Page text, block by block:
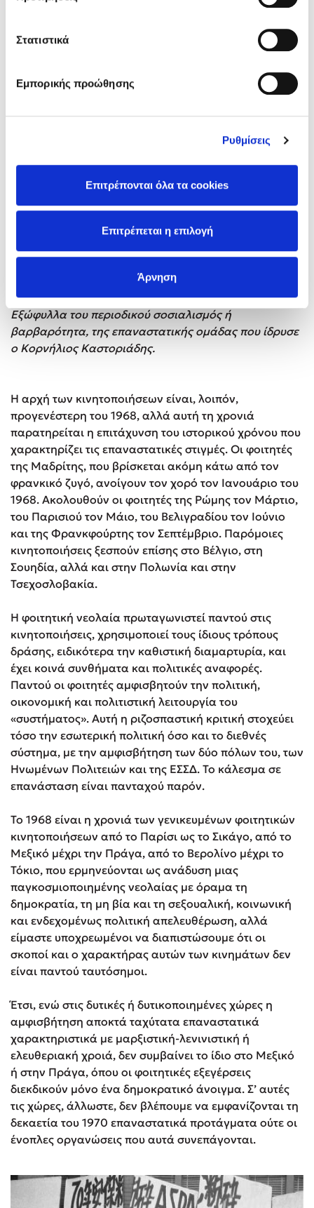
Στατιστικά
Εμπορικής προώθησης
Ρυθμίσεις
Επιτρέπονται όλα τα cookies
Επιτρέπεται η επιλογή
Άρνηση
Εξώφυλλα του περιοδικού σοσιαλισμός ή
βαρβαρότητα, της επαναστατικής ομάδας που ίδρυσε
ο Κορνήλιος Καστοριάδης.
Η αρχή των κινητοποιήσεων είναι, λοιπόν,
προγενέστερη του 1968, αλλά αυτή τη χρονιά
παρατηρείται η επιτάχυνση του ιστορικού χρόνου που
χαρακτηρίζει τις επαναστατικές στιγμές. Οι φοιτητές
της Μαδρίτης, που βρίσκεται ακόμη κάτω από τον
φρανκικό ζυγό, ανοίγουν τον χορό τον Ιανουάριο του
1968. Ακολουθούν οι φοιτητές της Ρώμης τον Μάρτιο,
του Παρισιού τον Μάιο, του Βελιγραδίου τον Ιούνιο
και της Φρανκφούρτης τον Σεπτέμβριο. Παρόμοιες
κινητοποιήσεις ξεσπούν επίσης στο Βέλγιο, στη
Σουηδία, αλλά και στην Πολωνία και στην
Τσεχοσλοβακία.
Η φοιτητική νεολαία πρωταγωνιστεί παντού στις
κινητοποιήσεις, χρησιμοποιεί τους ίδιους τρόπους
δράσης, ειδικότερα την καθιστική διαμαρτυρία, και
έχει κοινά συνθήματα και πολιτικές αναφορές.
Παντού οι φοιτητές αμφισβητούν την πολιτική,
οικονομική και πολιτιστική λειτουργία του
«συστήματος». Αυτή η ριζοσπαστική κριτική στοχεύει
τόσο την εσωτερική πολιτική όσο και το διεθνές
σύστημα, με την αμφισβήτηση των δύο πόλων του, των
Ηνωμένων Πολιτειών και της ΕΣΣΔ. Το κάλεσμα σε
επανάσταση είναι πανταχού παρόν.
Το 1968 είναι η χρονιά των γενικευμένων φοιτητικών
κινητοποιήσεων από το Παρίσι ως το Σικάγο, από το
Μεξικό μέχρι την Πράγα, από το Βερολίνο μέχρι το
Τόκιο, που ερμηνεύονται ως ανάδυση μιας
παγκοσμιοποιημένης νεολαίας με όραμα τη
δημοκρατία, τη μη βία και τη σεξουαλική, κοινωνική
και ενδεχομένως πολιτική απελευθέρωση, αλλά
είμαστε υποχρεωμένοι να διαπιστώσουμε ότι οι
σκοποί και ο χαρακτήρας αυτών των κινημάτων δεν
είναι παντού ταυτόσημοι.
Έτσι, ενώ στις δυτικές ή δυτικοποιημένες χώρες η
αμφισβήτηση αποκτά ταχύτατα επαναστατικά
χαρακτηριστικά με μαρξιστική-λενινιστική ή
ελευθεριακή χροιά, δεν συμβαίνει το ίδιο στο Μεξικό
ή στην Πράγα, όπου οι φοιτητικές εξεγέρσεις
διεκδικούν μόνο ένα δημοκρατικό άνοιγμα. Σ’ αυτές
τις χώρες, άλλωστε, δεν βλέπουμε να εμφανίζονται τη
δεκαετία του 1970 επαναστατικά προτάγματα ούτε οι
ένοπλες οργανώσεις που αυτά συνεπάγονται.